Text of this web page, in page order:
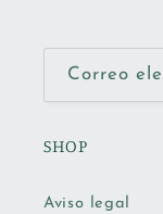
Correo
SHOP
Aviso legal